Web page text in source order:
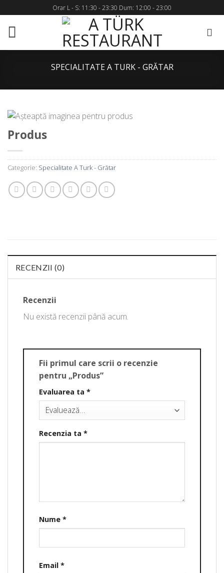
to
content
Orar L - S: 11:30 - 23:30 Dum: 12:00 - 23:00
SPECIALITATE A TURK - GRĂTAR
Produs
Categorie: Specialitate A Turk - Grătar
RECENZII (0)
Recenzii
Nu există recenzii până acum.
Fii primul care scrii o recenzie
pentru „Produs”
Evaluarea ta *
Recenzia ta *
Nume *
Email *